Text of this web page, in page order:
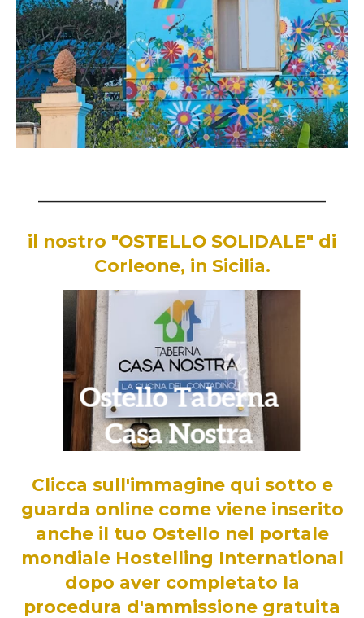
il nostro "OSTELLO SOLIDALE" di
Corleone, in Sicilia.
Clicca sull'immagine qui sotto e
guarda online come viene inserito
anche il tuo Ostello nel portale
mondiale Hostelling International
dopo aver completato la
procedura d'ammissione gratuita